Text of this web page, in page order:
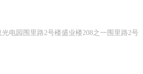
电园围里路2号楼盛业楼208之一围里路2号